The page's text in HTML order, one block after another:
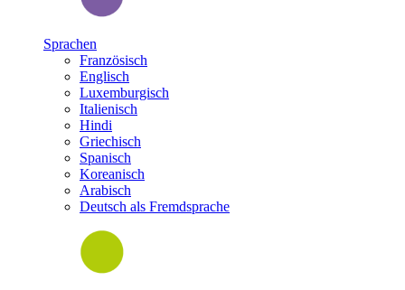
Sprachen
Französisch
Englisch
Luxemburgisch
Italienisch
Hindi
Griechisch
Spanisch
Koreanisch
Arabisch
Deutsch als Fremdsprache